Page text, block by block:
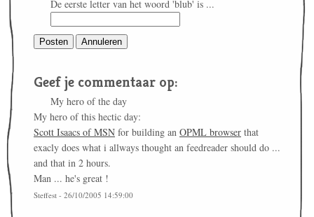
De eerste letter van het woord 'blub' is ...
Geef je commentaar op:
My hero of the day
My hero of this hectic day:
Scott Isaacs of MSN for building an OPML browser that
exacly does what i allways thought an feedreader should do ...
and that in 2 hours.
Man ... he's great !
Steffest - 26/10/2005 14:59:00